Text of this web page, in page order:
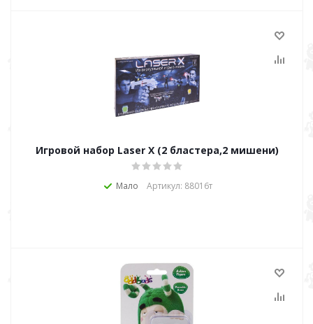
Игровой набор Laser X (2 бластера,2 мишени)
Мало Артикул: 88016т